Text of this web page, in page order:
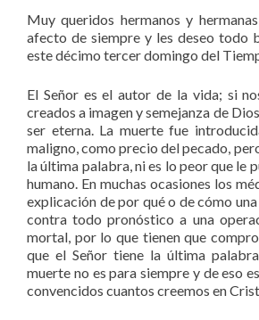
Muy queridos hermanos y
afecto de siempre y les deseo todo
este décimo tercer domingo del
El Señor es el autor de la vida; si
creados a imagen y semejanza de
ser eterna. La muerte fue
maligno, como precio del pecado,
la última palabra, ni es lo peor que le
humano. En muchas ocasiones los
explicación de por qué o de cómo
contra todo pronóstico a una
mortal, por lo que tienen que
que el Señor tiene la última
muerte no es para siempre y de eso
convencidos cuantos creemos en